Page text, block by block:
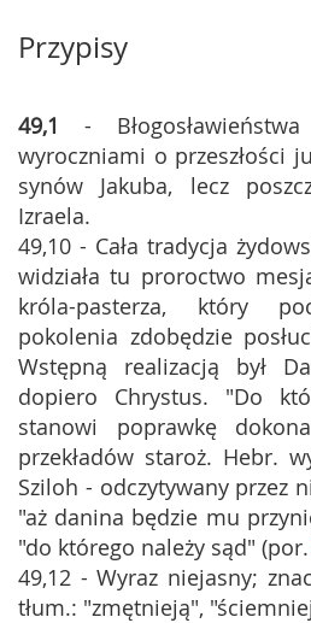
Przypisy
49,1
-
wyroczniami o przeszłości
synów Jakuba, lecz
Izraela.
49,10 - Cała tradycja
widziała tu proroctwo
króla-pasterza, który
pokolenia zdobędzie
Wstępną realizacją był
dopiero Chrystus. "Do
stanowi poprawkę
przekładów staroż. Hebr.
Sziloh - odczytywany przez
"aż danina będzie mu
"do którego należy sąd" (por.
49,12 - Wyraz niejasny;
tłum.: "zmętnieją",